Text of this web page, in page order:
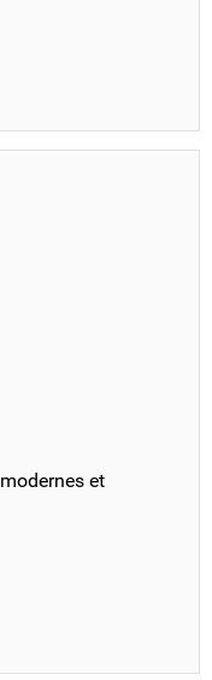
et